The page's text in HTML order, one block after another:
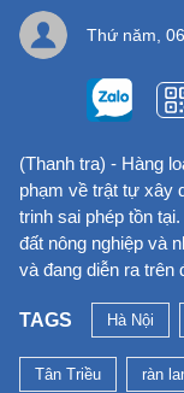
Thứ năm,
(Thanh tra) - Hàng
phạm về trật tự xây
trinh sai phép tồn
đất nông nghiệp và
và đang diễn ra trên
TAGS Hà Nội
Tân Triều ràn